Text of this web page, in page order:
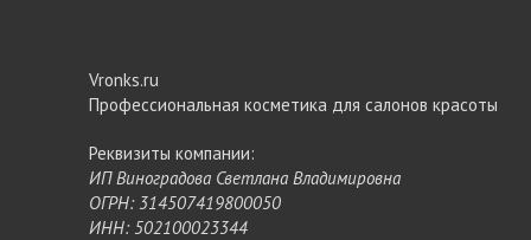
Vronks.ru
Профессиональная косметика для салонов красоты
Реквизиты компании:
ИП Виноградова Светлана Владимировна
ОГРН: 314507419800050
ИНН: 502100023344